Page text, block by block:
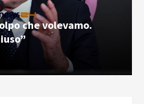
che volevamo.